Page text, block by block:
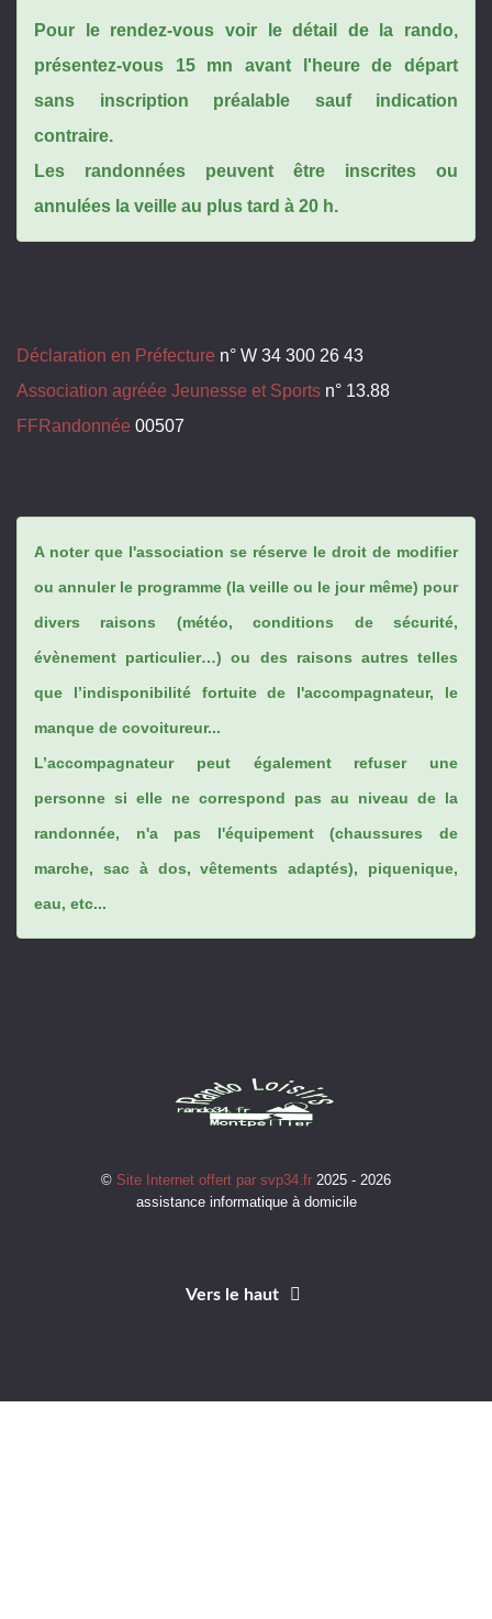
Pour le rendez-vous voir le détail de la rando,
présentez-vous 15 mn avant l'heure de départ
sans inscription préalable sauf indication
contraire.
Les randonnées peuvent être inscrites ou
annulées la veille au plus tard à 20 h.
Déclaration en Préfecture n° W 34 300 26 43
Association agréée Jeunesse et Sports n° 13.88
FFRandonnée 00507
A noter que l'association se réserve le droit de modifier
ou annuler le programme (la veille ou le jour même) pour
divers raisons (météo, conditions de sécurité,
évènement particulier…) ou des raisons autres telles
que l’indisponibilité fortuite de l'accompagnateur, le
manque de covoitureur...
L’accompagnateur peut également refuser une
personne si elle ne correspond pas au niveau de la
randonnée, n'a pas l'équipement (chaussures de
marche, sac à dos, vêtements adaptés), piquenique,
eau, etc...
© Site Internet offert par svp34.fr 2025 - 2026
assistance informatique à domicile
Vers le haut